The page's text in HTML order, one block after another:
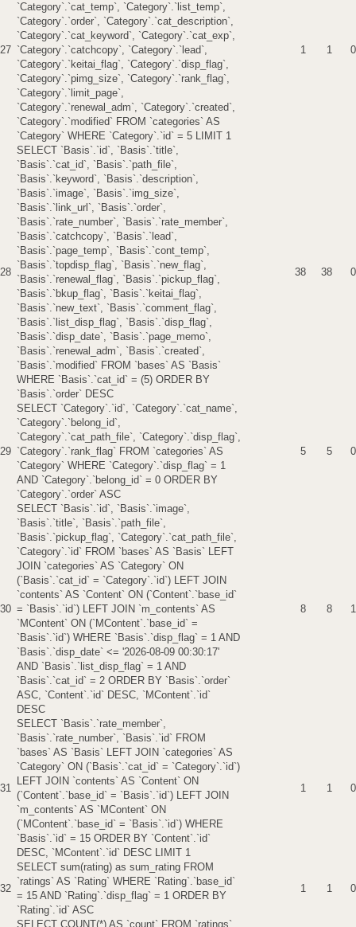
27
`Category`.`cat_temp`, `Category`.`list_temp`,
`Category`.`order`, `Category`.`cat_description`,
`Category`.`cat_keyword`, `Category`.`cat_exp`,
`Category`.`catchcopy`, `Category`.`lead`,
`Category`.`keitai_flag`, `Category`.`disp_flag`,
`Category`.`pimg_size`, `Category`.`rank_flag`,
`Category`.`limit_page`,
`Category`.`renewal_adm`, `Category`.`created`,
`Category`.`modified` FROM `categories` AS
`Category` WHERE `Category`.`id` = 5 LIMIT 1
1 1 0
28
SELECT `Basis`.`id`, `Basis`.`title`,
`Basis`.`cat_id`, `Basis`.`path_file`,
`Basis`.`keyword`, `Basis`.`description`,
`Basis`.`image`, `Basis`.`img_size`,
`Basis`.`link_url`, `Basis`.`order`,
`Basis`.`rate_number`, `Basis`.`rate_member`,
`Basis`.`catchcopy`, `Basis`.`lead`,
`Basis`.`page_temp`, `Basis`.`cont_temp`,
`Basis`.`topdisp_flag`, `Basis`.`new_flag`,
`Basis`.`renewal_flag`, `Basis`.`pickup_flag`,
`Basis`.`bkup_flag`, `Basis`.`keitai_flag`,
`Basis`.`new_text`, `Basis`.`comment_flag`,
`Basis`.`list_disp_flag`, `Basis`.`disp_flag`,
`Basis`.`disp_date`, `Basis`.`page_memo`,
`Basis`.`renewal_adm`, `Basis`.`created`,
`Basis`.`modified` FROM `bases` AS `Basis`
WHERE `Basis`.`cat_id` = (5) ORDER BY
`Basis`.`order` DESC
38 38 0
29
SELECT `Category`.`id`, `Category`.`cat_name`,
`Category`.`belong_id`,
`Category`.`cat_path_file`, `Category`.`disp_flag`,
`Category`.`rank_flag` FROM `categories` AS
`Category` WHERE `Category`.`disp_flag` = 1
AND `Category`.`belong_id` = 0 ORDER BY
`Category`.`order` ASC
5 5 0
30
SELECT `Basis`.`id`, `Basis`.`image`,
`Basis`.`title`, `Basis`.`path_file`,
`Basis`.`pickup_flag`, `Category`.`cat_path_file`,
`Category`.`id` FROM `bases` AS `Basis` LEFT
JOIN `categories` AS `Category` ON
(`Basis`.`cat_id` = `Category`.`id`) LEFT JOIN
`contents` AS `Content` ON (`Content`.`base_id`
= `Basis`.`id`) LEFT JOIN `m_contents` AS
`MContent` ON (`MContent`.`base_id` =
`Basis`.`id`) WHERE `Basis`.`disp_flag` = 1 AND
`Basis`.`disp_date` <= '2026-08-09 00:30:17'
AND `Basis`.`list_disp_flag` = 1 AND
`Basis`.`cat_id` = 2 ORDER BY `Basis`.`order`
ASC, `Content`.`id` DESC, `MContent`.`id`
DESC
8 8 1
31
SELECT `Basis`.`rate_member`,
`Basis`.`rate_number`, `Basis`.`id` FROM
`bases` AS `Basis` LEFT JOIN `categories` AS
`Category` ON (`Basis`.`cat_id` = `Category`.`id`)
LEFT JOIN `contents` AS `Content` ON
(`Content`.`base_id` = `Basis`.`id`) LEFT JOIN
`m_contents` AS `MContent` ON
(`MContent`.`base_id` = `Basis`.`id`) WHERE
`Basis`.`id` = 15 ORDER BY `Content`.`id`
DESC, `MContent`.`id` DESC LIMIT 1
1 1 0
32
SELECT sum(rating) as sum_rating FROM
`ratings` AS `Rating` WHERE `Rating`.`base_id`
= 15 AND `Rating`.`disp_flag` = 1 ORDER BY
`Rating`.`id` ASC
1 1 0
SELECT COUNT(*) AS `count` FROM `ratings`